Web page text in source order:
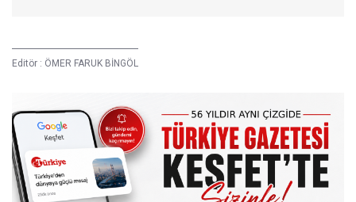
Editör : ÖMER FARUK BİNGÖL